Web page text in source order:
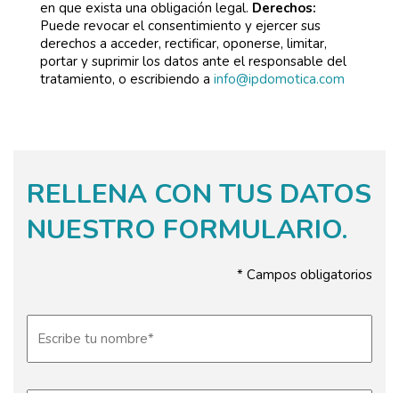
en que exista una obligación legal. Derechos:
Puede revocar el consentimiento y ejercer sus
derechos a acceder, rectificar, oponerse, limitar,
portar y suprimir los datos ante el responsable del
tratamiento, o escribiendo a info@ipdomotica.com
RELLENA CON TUS DATOS
NUESTRO FORMULARIO.
* Campos obligatorios